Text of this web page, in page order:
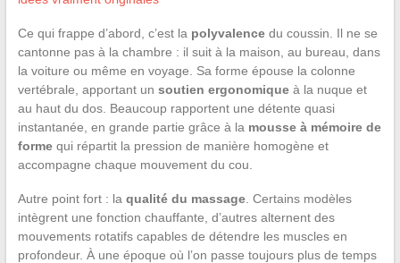
Ce qui frappe d’abord, c’est la polyvalencedu coussin. Il ne se
cantonne pas à la chambre : il suit à la maison, au bureau, dans
la voiture ou même en voyage. Sa forme épouse la colonne
vertébrale, apportant un soutien ergonomiqueà la nuque et
au haut du dos. Beaucoup rapportent une détente quasi
instantanée, en grande partie grâce à la mousse à mémoire de
formequi répartit la pression de manière homogène et
accompagne chaque mouvement du cou.
Autre point fort : la qualité du massage. Certains modèles
intègrent une fonction chauffante, d’autres alternent des
mouvements rotatifs capables de détendre les muscles en
profondeur. À une époque où l’on passe toujours plus de temps